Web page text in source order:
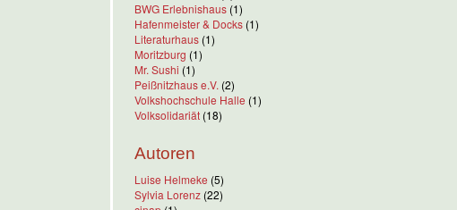
BWG Erlebnishaus (1)
Hafenmeister & Docks (1)
Literaturhaus (1)
Moritzburg (1)
Mr. Sushi (1)
Peißnitzhaus e.V. (2)
Volkshochschule Halle (1)
Volksolidariät (18)
Autoren
Luise Helmeke (5)
Sylvia Lorenz (22)